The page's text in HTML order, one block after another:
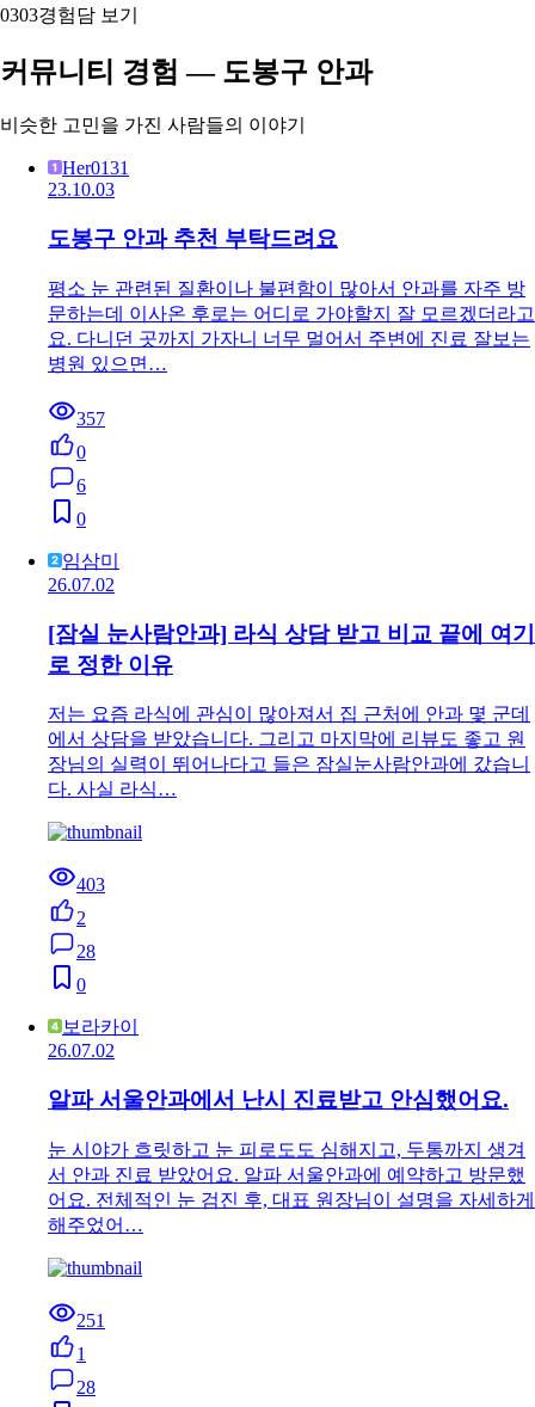
0303경험담 보기
커뮤니티 경험 — 도봉구 안과
비슷한 고민을 가진 사람들의 이야기
Her0131
23.10.03
도봉구 안과 추천 부탁드려요
평소 눈 관련된 질환이나 불편함이 많아서 안과를 자주 방
문하는데 이사온 후로는 어디로 가야할지 잘 모르겠더라고
요. 다니던 곳까지 가자니 너무 멀어서 주변에 진료 잘보는
병원 있으면…
357
0
6
0
임삼미
26.07.02
[잠실 눈사람안과] 라식 상담 받고 비교 끝에 여기
로 정한 이유
저는 요즘 라식에 관심이 많아져서 집 근처에 안과 몇 군데
에서 상담을 받았습니다. 그리고 마지막에 리뷰도 좋고 원
장님의 실력이 뛰어나다고 들은 잠실눈사람안과에 갔습니
다. 사실 라식…
403
2
28
0
보라카이
26.07.02
알파 서울안과에서 난시 진료받고 안심했어요.
눈 시야가 흐릿하고 눈 피로도도 심해지고, 두통까지 생겨
서 안과 진료 받았어요. 알파 서울안과에 예약하고 방문했
어요. 전체적인 눈 검진 후, 대표 원장님이 설명을 자세하게
해주었어…
251
1
28